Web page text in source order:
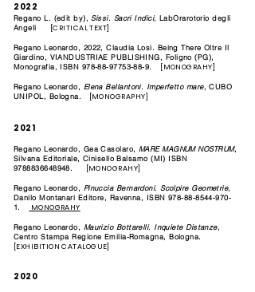
2022
Regano L. (edit by),Sissi. Sacri Indici, LabOrarotorio degli
Angeli
[CRITICAL TEXT]
Regano Leonardo, 2022, Claudia Losi. Being There Oltre Il
Giardino, VIANDUSTRIAE PUBLISHING, Foligno (PG),
Monografia, ISBN 978-88-97753-88-9.
[MONOGRAHY]
Regano Leonardo, Elena Bellantoni. Imperfetto mare, CUBO
UNIPOL, Bologna.
[MONOGRAPHY]
2021
Regano Leonardo, Gea Casolaro, MARE MAGNUM NOSTRUM,
Silvana Editoriale, Cinisello Balsamo (MI) ISBN
9788836648948.
[MONOGRAHY]
Regano Leonardo, Pinuccia Bernardoni. Scolpire Geometrie,
Danilo Montanari Editore, Ravenna, ISBN 978-88-8544-970-
1.
MONOGRAHY
Regano Leonardo, Maurizio Bottarelli. Inquiete Distanze,
Centro Stampa Regione Emilia-Romagna, Bologna.
[EXHIBITION CATALOGUE]
2020